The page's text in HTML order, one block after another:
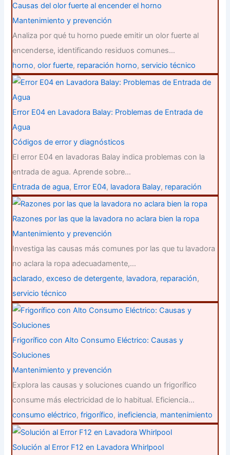
Causas del olor fuerte al encender el horno
Mantenimiento y prevención
Analiza por qué tu horno puede emitir un olor fuerte al
encenderse, identificando residuos comunes…
horno,olor fuerte, reparación horno, servicio técnico
Error E04 en Lavadora Balay: Problemas de Entrada de
Agua
Códigos de error y diagnósticos
El error E04 en lavadoras Balay indica problemas con la
entrada de agua. Aprende sobre…
Entrada de agua, Error E04, lavadora Balay, reparación
Razones por las que la lavadora no aclara bien la ropa
Mantenimiento y prevención
Investiga las causas más comunes por las que tu lavadora
no aclara la ropa adecuadamente,…
aclarado,exceso de detergente, lavadora, reparación,
servicio técnico
Frigorífico con Alto Consumo Eléctrico: Causas y
Soluciones
Mantenimiento y prevención
Explora las causas y soluciones cuando un frigorífico
consume más electricidad de lo habitual. Eficiencia…
consumo eléctrico,frigorífico, ineficiencia, mantenimiento
Solución al Error F12 en Lavadora Whirlpool